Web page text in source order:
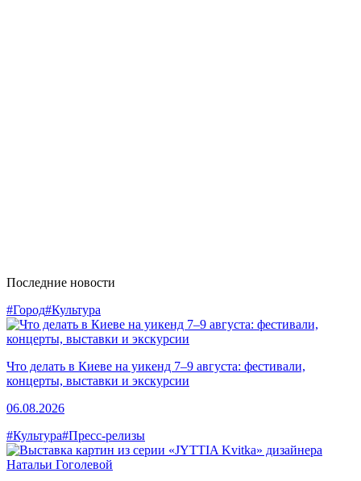
Последние новости
#Город#Культура
Что делать в Киеве на уикенд 7–9 августа: фестивали,
концерты, выставки и экскурсии
06.08.2026
#Культура#Пресс-релизы